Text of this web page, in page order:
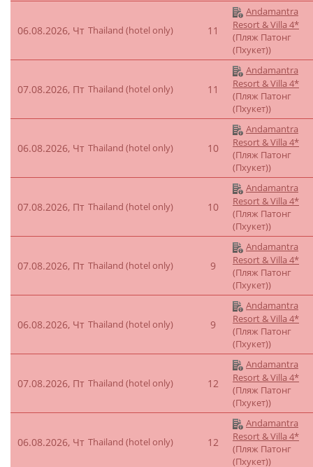
06.08.2026, Чт Thailand (hotel only) 11
Andamantra
Resort & Villa 4*
(Пляж Патонг
(Пхукет))
07.08.2026, Пт Thailand (hotel only) 11
Andamantra
Resort & Villa 4*
(Пляж Патонг
(Пхукет))
06.08.2026, Чт Thailand (hotel only) 10
Andamantra
Resort & Villa 4*
(Пляж Патонг
(Пхукет))
07.08.2026, Пт Thailand (hotel only) 10
Andamantra
Resort & Villa 4*
(Пляж Патонг
(Пхукет))
07.08.2026, Пт Thailand (hotel only) 9
Andamantra
Resort & Villa 4*
(Пляж Патонг
(Пхукет))
06.08.2026, Чт Thailand (hotel only) 9
Andamantra
Resort & Villa 4*
(Пляж Патонг
(Пхукет))
07.08.2026, Пт Thailand (hotel only) 12
Andamantra
Resort & Villa 4*
(Пляж Патонг
(Пхукет))
06.08.2026, Чт Thailand (hotel only) 12
Andamantra
Resort & Villa 4*
(Пляж Патонг
(Пхукет))